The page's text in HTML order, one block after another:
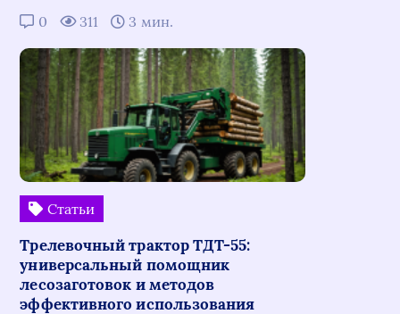
0 311 3 мин.
Статьи
Трелевочный трактор ТДТ-55:
универсальный помощник
лесозаготовок и методов
эффективного использования